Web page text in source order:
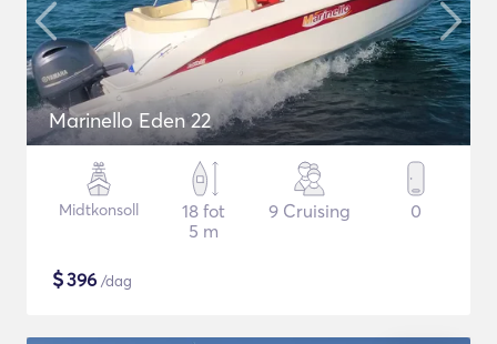
Marinello Eden 22
Midtkonsoll
18 fot
5 m
9 Cruising 0
$396 /dag